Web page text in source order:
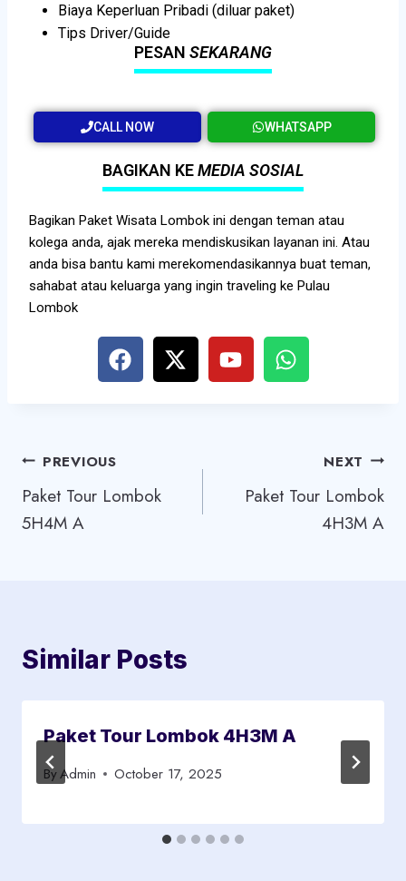
Biaya Keperluan Pribadi (diluar paket)
Tips Driver/Guide
PESAN SEKARANG
CALL NOW WHATSAPP
BAGIKAN KEMEDIA SOSIAL
Bagikan Paket Wisata Lombok ini dengan teman atau
kolega anda, ajak mereka mendiskusikan layanan ini. Atau
anda bisa bantu kami merekomendasikannya buat teman,
sahabat atau keluarga yang ingin traveling ke Pulau
Lombok
PREVIOUS
Paket Tour Lombok
5H4M A
NEXT
Paket Tour Lombok
4H3M A
Similar Posts
Paket Tour Lombok 4H3M A
ByAdmin October 17, 2025